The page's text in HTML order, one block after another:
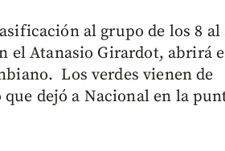
al grupo de los 8 al
el Atanasio Girardot, abrirá
Los verdes vienen de
dejó a Nacional en la